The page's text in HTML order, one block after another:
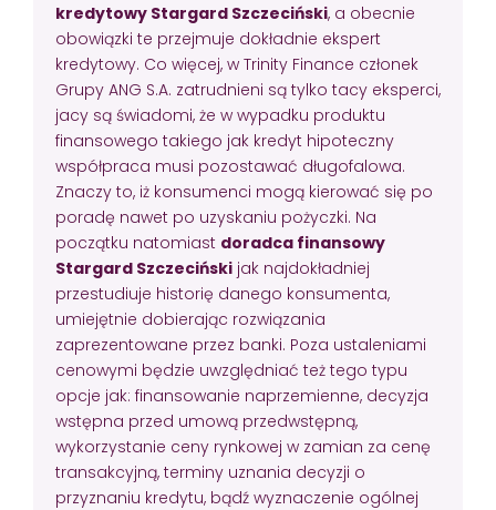
kredytowy Stargard Szczeciński, a obecnie
obowiązki te przejmuje dokładnie ekspert
kredytowy. Co więcej, w Trinity Finance członek
Grupy ANG S.A. zatrudnieni są tylko tacy eksperci,
jacy są świadomi, że w wypadku produktu
finansowego takiego jak kredyt hipoteczny
współpraca musi pozostawać długofalowa.
Znaczy to, iż konsumenci mogą kierować się po
poradę nawet po uzyskaniu pożyczki. Na
początku natomiast doradca finansowy
Stargard Szczeciński jak najdokładniej
przestudiuje historię danego konsumenta,
umiejętnie dobierając rozwiązania
zaprezentowane przez banki. Poza ustaleniami
cenowymi będzie uwzględniać też tego typu
opcje jak: finansowanie naprzemienne, decyzja
wstępna przed umową przedwstępną,
wykorzystanie ceny rynkowej w zamian za cenę
transakcyjną, terminy uznania decyzji o
przyznaniu kredytu, bądź wyznaczenie ogólnej